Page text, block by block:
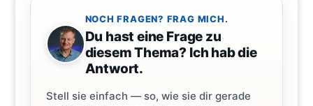
NOCH FRAGEN? FRAG MICH.
Du hast eine Frage zu
diesem Thema? Ich hab die
Antwort.
Stell sie einfach — so, wie sie dir gerade